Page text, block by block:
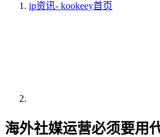
ip资讯- kookeey首页
海外社媒运营必须要用